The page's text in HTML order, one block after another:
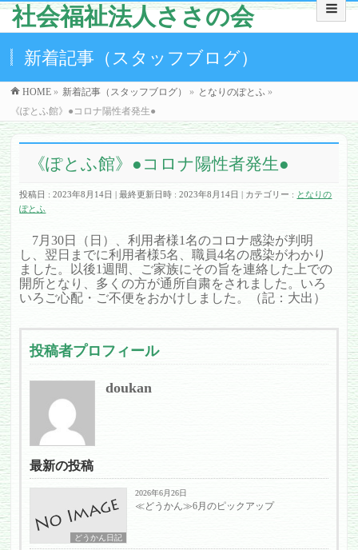
社会福祉法人ささの会
新着記事（スタッフブログ）
HOME » 新着記事（スタッフブログ） » となりのぽとふ »
《ぽとふ館》●コロナ陽性者発生●
《ぽとふ館》●コロナ陽性者発生●
投稿日 : 2023年8月14日 最終更新日時 : 2023年8月14日 カテゴリー : となりの
ぽとふ
7月30日（日）、利用者様1名のコロナ感染が判明
し、翌日までに利用者様5名、職員4名の感染がわかり
ました。以後1週間、ご家族にその旨を連絡した上での
開所となり、多くの方が通所自粛をされました。いろ
いろご心配・ご不便をおかけしました。（記：大出）
投稿者プロフィール
doukan
最新の投稿
どうかん日記
2026年6月26日
≪どうかん≫6月のピックアップ